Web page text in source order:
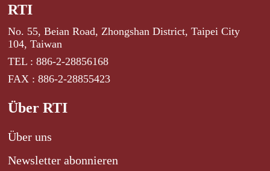
RTI
No. 55, Beian Road, Zhongshan District, Taipei City
104, Taiwan
TEL : 886-2-28856168
FAX : 886-2-28855423
Über RTI
Über uns
Newsletter abonnieren